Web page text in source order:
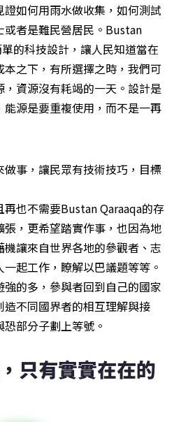
如何用雨水做收集，如何測試
者是難民營居民。Bustan
的科技設計，讓人民知道當在
之下，有所選擇之時，我們可
資源沒有耗竭的一天。設計是
源是要重複使用，而不是一再
事，讓民眾有技術技巧，目標
也不需要Bustan Qaraaqa的存
，更希望踏實作事，也因為地
讓來自世界各地的參觀者、志
起工作，瞭解以巴議題等等。
的多，參與者回到自己的國家
不同國界者的相互理解與接
部分子劃上等號。
只有實實在在的